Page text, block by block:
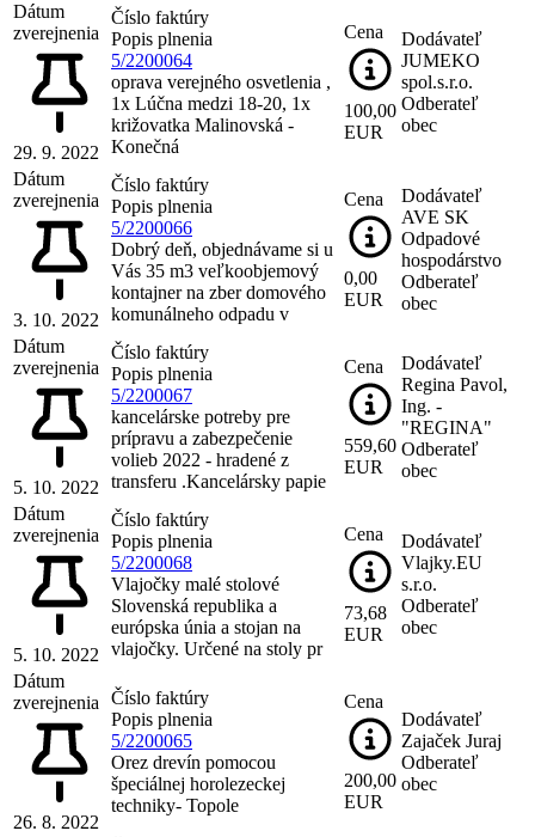
Dátum
zverejnenia
29. 9. 2022
Číslo faktúry
Popis plnenia
5/2200064
oprava verejného osvetlenia ,
1x Lúčna medzi 18-20, 1x
križovatka Malinovská -
Konečná
Cena
100,00
EUR
Dodávateľ
JUMEKO
spol.s.r.o.
Odberateľ
obec
Dátum
zverejnenia
3. 10. 2022
Číslo faktúry
Popis plnenia
5/2200066
Dobrý deň, objednávame si u
Vás 35 m3 veľkoobjemový
kontajner na zber domového
komunálneho odpadu v
Cena
0,00
EUR
Dodávateľ
AVE SK
Odpadové
hospodárstvo
Odberateľ
obec
Dátum
zverejnenia
5. 10. 2022
Číslo faktúry
Popis plnenia
5/2200067
kancelárske potreby pre
prípravu a zabezpečenie
volieb 2022 - hradené z
transferu .Kancelársky papie
Cena
559,60
EUR
Dodávateľ
Regina Pavol,
Ing. -
"REGINA"
Odberateľ
obec
Dátum
zverejnenia
5. 10. 2022
Číslo faktúry
Popis plnenia
5/2200068
Vlajočky malé stolové
Slovenská republika a
európska únia a stojan na
vlajočky. Určené na stoly pr
Cena
73,68
EUR
Dodávateľ
Vlajky.EU
s.r.o.
Odberateľ
obec
Dátum
zverejnenia
26. 8. 2022
Číslo faktúry
Popis plnenia
5/2200065
Orez drevín pomocou
špeciálnej horolezeckej
techniky- Topole
Cena
200,00
EUR
Dodávateľ
Zajaček Juraj
Odberateľ
obec